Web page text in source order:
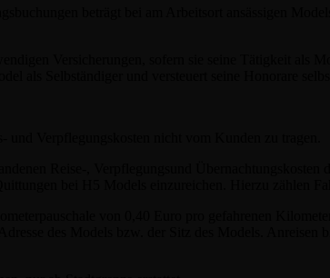
beträgt bei am Arbeitsort ansässigen
Versicherungen, sofern sie seine Tätigkeit als
als Selbständiger und versteuert seine Honorare
Verpflegungskosten nicht vom Kunden zu tragen.
Reise-, Verpflegungsund
bei H5 Models einzureichen. Hierzu zählen
von 0,40 Euro pro gefahrenen
des Models bzw. der Sitz des Models. Anreisen